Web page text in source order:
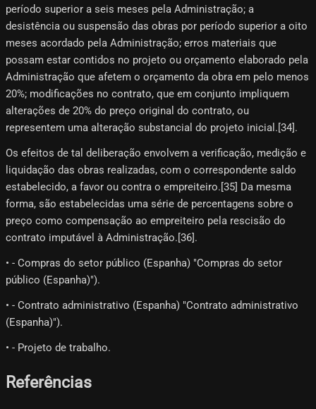
período superior a seis meses pela Administração; a
desistência ou suspensão das obras por período superior a oito
meses acordado pela Administração; erros materiais que
possam estar contidos no projeto ou orçamento elaborado pela
Administração que afetem o orçamento da obra em pelo menos
20%; modificações no contrato, que em conjunto impliquem
alterações de 20% do preço original do contrato, ou
representem uma alteração substancial do projeto inicial.[34]​.
Os efeitos de tal deliberação envolvem a verificação, medição e
liquidação das obras realizadas, com o correspondente saldo
estabelecido, a favor ou contra o empreiteiro.[35]​ Da mesma
forma, são estabelecidas uma série de percentagens sobre o
preço como compensação ao empreiteiro pela rescisão do
contrato imputável à Administração.[36]​.
• - Compras do setor público (Espanha) "Compras do setor
público (Espanha)").
• - Contrato administrativo (Espanha) "Contrato administrativo
(Espanha)").
• - Projeto de trabalho.
Referências